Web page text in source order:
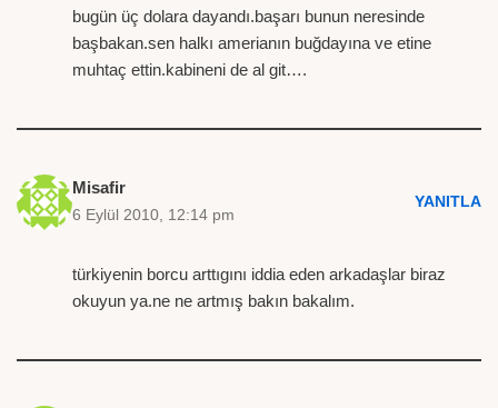
bugün üç dolara dayandı.başarı bunun neresinde
başbakan.sen halkı amerianın buğdayına ve etine
muhtaç ettin.kabineni de al git….
Misafir
6 Eylül 2010, 12:14 pm
YANITLA
türkiyenin borcu arttıgını iddia eden arkadaşlar biraz
okuyun ya.ne ne artmış bakın bakalım.